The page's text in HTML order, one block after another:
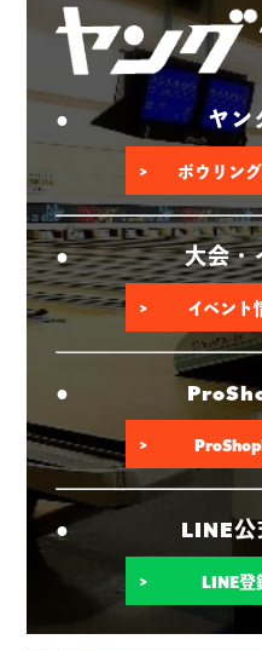
ヤン
ボウリン
大会・
イベント
LINE
LINE登